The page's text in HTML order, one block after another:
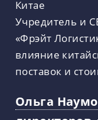
Учредитель и
«Фрэйт
влияние
поставок и
Ольга